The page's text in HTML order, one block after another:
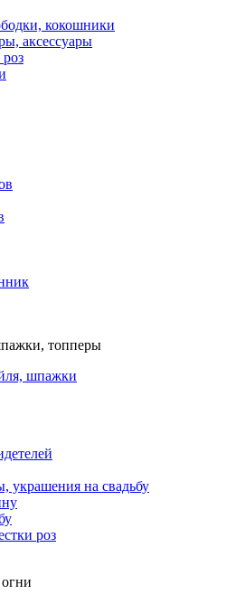
кокошники
аксессуары
топперы
шпажки
украшения на свадьбу
роз